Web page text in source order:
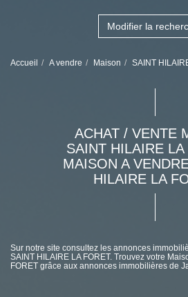
Modifier la
Accueil A vendre Maison SAINT
ACHAT / VENTE
SAINT HILAIRE
MAISON A
HILAIRE LA
Sur notre site consultez les annonces
SAINT HILAIRE LA FORET. Trouvez votre
FORET grâce aux annonces immobilières de